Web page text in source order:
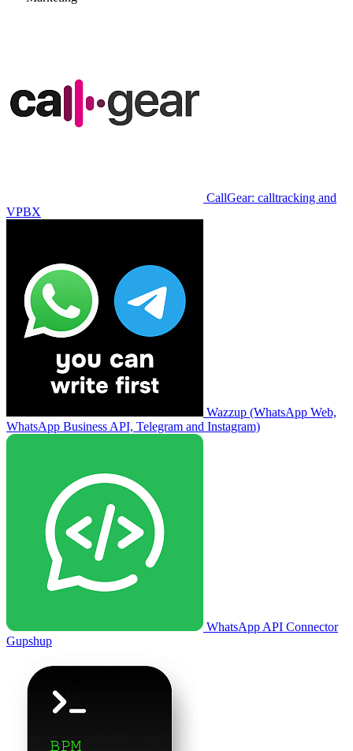
CallGear: calltracking and
VPBX
Wazzup (WhatsApp Web,
WhatsApp Business API, Telegram and Instagram)
WhatsApp API Connector
Gupshup